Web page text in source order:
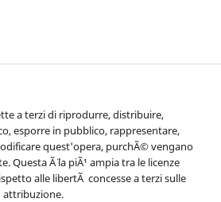
a terzi di riprodurre, distribuire,
esporre in pubblico, rappresentare,
quest'opera, purchÃ© vengano
Questa Ã¨ la piÃ¹ ampia tra le licenze
alle libertÃ concesse a terzi sulle
attribuzione.